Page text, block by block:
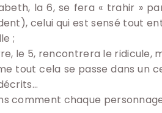
la 6, se fera « trahir »
celui qui est sensé tout
;
le 5, rencontrera le ridicule,
tout cela se passe dans un
comment chaque